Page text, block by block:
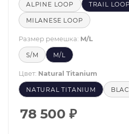
ALPINE LOOP TRAIL LOOP
MILANESE LOOP
Размер ремешка: M/L
S/M M/L
Цвет: Natural Titanium
NATURAL TITANIUM
78 500 ₽